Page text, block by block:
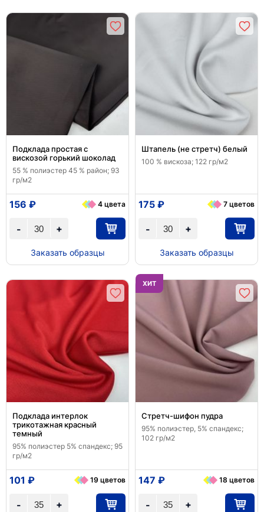
Подклада простая с
вискозой горький шоколад
55 % полиэстер 45 % район; 93
гр/м2
+
-
156 ₽ 4 цвета
Заказать образцы
Штапель (не стретч) белый
100 % вискоза; 122 гр/м2
+
-
175 ₽ 7 цветов
Заказать образцы
Подклада интерлок
трикотажная красный
темный
95% полиэстер 5% спандекс; 95
гр/м2
+
-
101 ₽ 19 цветов
ХИТ
Стретч-шифон пудра
95% полиэстер, 5% спандекс;
102 гр/м2
+
-
147 ₽ 18 цветов